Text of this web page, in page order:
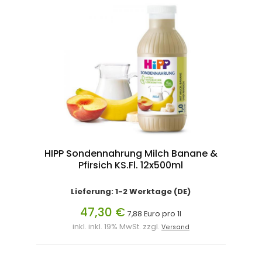
HIPP Sondennahrung Milch Banane &
Pfirsich KS.Fl. 12x500ml
Lieferung: 1-2 Werktage (DE)
47,30 € 7,88 Euro pro 1l
inkl. inkl. 19% MwSt. zzgl. Versand